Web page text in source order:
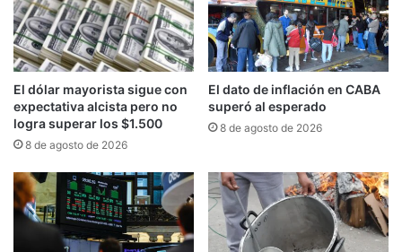
La cadena francesa, de este modo, busca
desprenderse de su filial local y enfocarse en
región (Francia, España y Brasil).
Pese a que aún no hay un candidato confirmado
para quedarse con la totalidad de la cadena —en
un momento se hablaba de la posibilidad de que
Carrefour solo vendiera sus locales
El dólar mayorista sigue con
expectativa alcista pero no
logra superar los $1.500
8 de agosto de 2026
El dato de inflación en CABA
superó al esperado
8 de agosto de 2026